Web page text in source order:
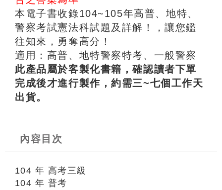
本電子書收錄104~105年高普、地特、
警察考試憲法科試題及詳解！，讓您鑑
往知來，勇奪高分！
適用：高普、地特警察特考、一般警察
此產品屬於客製化書籍，確認讀者下單
完成後才進行製作，約需三~七個工作天
出貨。
內容目次
104 年 高考三級
104 年 普考